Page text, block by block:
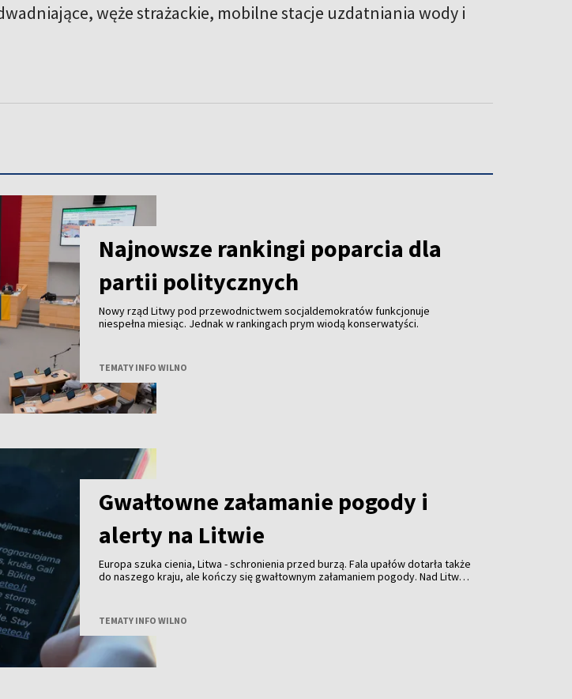
węże strażackie, mobilne stacje uzdatniania wody i
Najnowsze rankingi poparcia dla
partii politycznych
Nowy rząd Litwy pod przewodnictwem socjaldemokratów funkcjonuje
niespełna miesiąc. Jednak w rankingach prym wiodą konserwatyści.
TEMATY INFO WILNO
Gwałtowne załamanie pogody i
alerty na Litwie
Europa szuka cienia, Litwa - schronienia przed burzą. Fala upałów dotarła także
do naszego kraju, ale kończy się gwałtownym załamaniem pogody. Nad Litwą
TEMATY INFO WILNO